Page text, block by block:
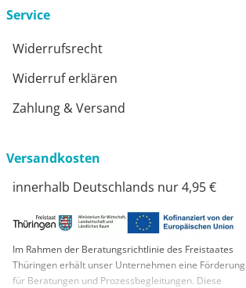
Service
Widerrufsrecht
Widerruf erklären
Zahlung & Versand
Versandkosten
innerhalb Deutschlands nur 4,95 €
Im Rahmen der Beratungsrichtlinie des Freistaates
Thüringen erhält unser Unternehmen eine Förderung
für Beratungen und Prozessbegleitungen. Diese